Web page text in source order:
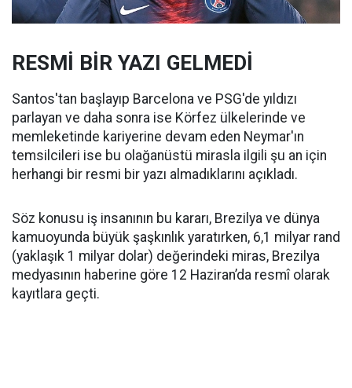
RESMİ BİR YAZI GELMEDİ
Santos'tan başlayıp Barcelona ve PSG'de yıldızı
parlayan ve daha sonra ise Körfez ülkelerinde ve
memleketinde kariyerine devam eden Neymar'ın
temsilcileri ise bu olağanüstü mirasla ilgili şu an için
herhangi bir resmi bir yazı almadıklarını açıkladı.
Söz konusu iş insanının bu kararı, Brezilya ve dünya
kamuoyunda büyük şaşkınlık yaratırken, 6,1 milyar rand
(yaklaşık 1 milyar dolar) değerindeki miras, Brezilya
medyasının haberine göre 12 Haziran’da resmî olarak
kayıtlara geçti.